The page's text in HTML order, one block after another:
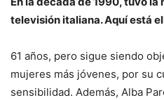
televisión italiana. Aquí está
61 años, pero sigue siendo
mujeres más jóvenes, por su
sensibilidad. Además, Alba